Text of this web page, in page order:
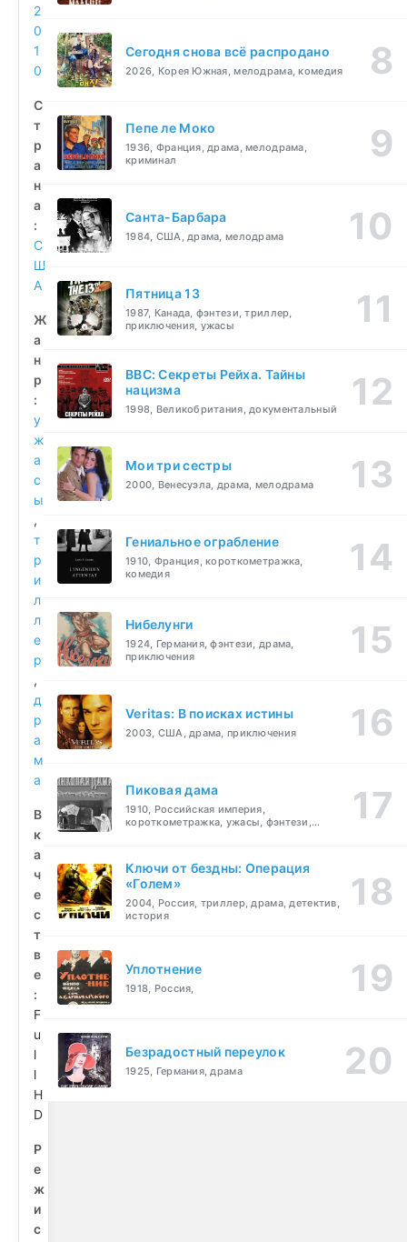
2
0
1
0
С
т
р
а
н
а
:
С
Ш
А
Ж
а
н
р
:
у
ж
а
с
ы
,
т
р
и
л
л
е
р
,
д
р
а
м
а
В
к
а
ч
е
с
т
в
е
:
F
u
l
l
H
D
Р
е
ж
и
с
Сегодня снова всё распродано
2026, Корея Южная, мелодрама, комедия
Пепе ле Моко
1936, Франция, драма, мелодрама,
криминал
Санта-Барбара
1984, США, драма, мелодрама
Пятница 13
1987, Канада, фэнтези, триллер,
приключения, ужасы
BBC: Секреты Рейха. Тайны
нацизма
1998, Великобритания, документальный
Мои три сестры
2000, Венесуэла, драма, мелодрама
Гениальное ограбление
1910, Франция, короткометражка,
комедия
Нибелунги
1924, Германия, фэнтези, драма,
приключения
Veritas: В поисках истины
2003, США, драма, приключения
Пиковая дама
1910, Российская империя,
короткометражка, ужасы, фэнтези,
Ключи от бездны: Операция
«Голем»
2004, Россия, триллер, драма, детектив,
история
Уплотнение
1918, Россия,
Безрадостный переулок
1925, Германия, драма